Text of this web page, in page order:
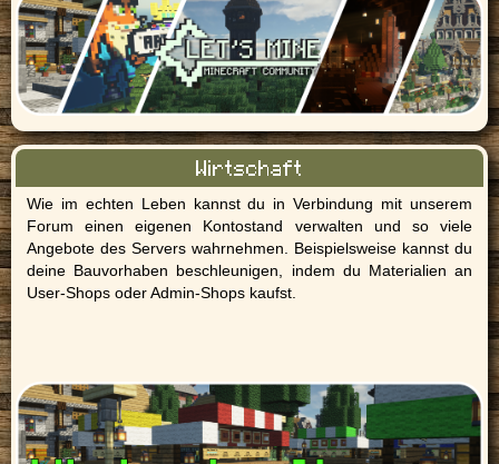
Wirtschaft
Wie im echten Leben kannst du in Verbindung mit unserem
Forum einen eigenen Kontostand verwalten und so viele
Angebote des Servers wahrnehmen. Beispielsweise kannst du
deine Bauvorhaben beschleunigen, indem du Materialien an
User-Shops oder Admin-Shops kaufst.